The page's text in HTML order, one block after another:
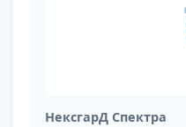
НексгарД Спектра